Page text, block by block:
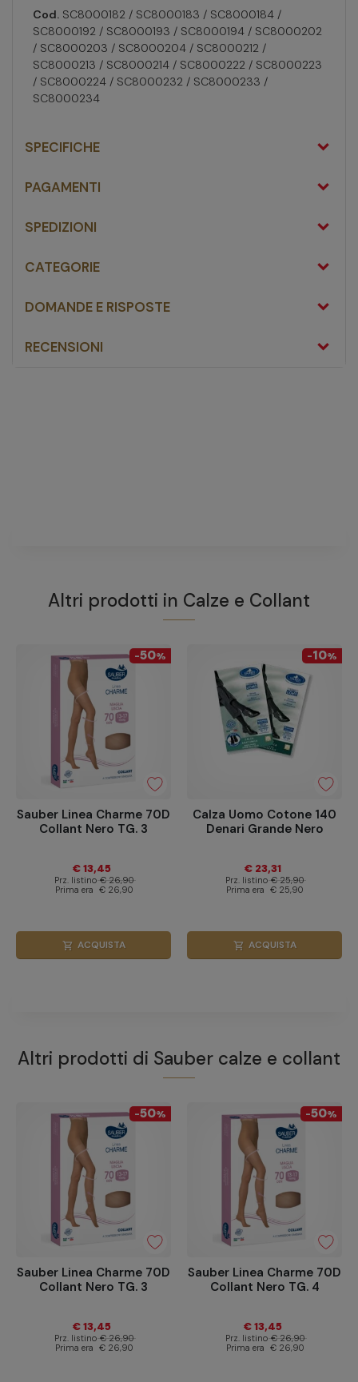
Cod. SC8000182 / SC8000183 / SC8000184 /
SC8000192 / SC8000193 / SC8000194 / SC8000202
/ SC8000203 / SC8000204 / SC8000212 /
SC8000213 / SC8000214 / SC8000222 / SC8000223
/ SC8000224 / SC8000232 / SC8000233 /
SC8000234
SPECIFICHE
PAGAMENTI
SPEDIZIONI
CATEGORIE
DOMANDE E RISPOSTE
RECENSIONI
Altri prodotti in Calze e Collant
-50%
Sauber Linea Charme 70D
Collant Nero TG. 3
€ 13,45
Prz. listino € 26,90
Prima era € 26,90
shopping_cart ACQUISTA
-10%
Calza Uomo Cotone 140
Denari Grande Nero
€ 23,31
Prz. listino € 25,90
Prima era € 25,90
shopping_cart ACQUISTA
Altri prodotti di Sauber calze e collant
-50%
Sauber Linea Charme 70D
Collant Nero TG. 3
€ 13,45
Prz. listino € 26,90
Prima era € 26,90
-50%
Sauber Linea Charme 70D
Collant Nero TG. 4
€ 13,45
Prz. listino € 26,90
Prima era € 26,90